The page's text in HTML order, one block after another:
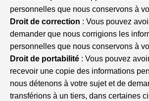
personnelles que nous conservons à
Droit de correction : Vous pouvez
demander que nous corrigions les
personnelles que nous conservons à
Droit de portabilité : Vous pouvez
recevoir une copie des informations
nous détenons à votre sujet et de
transférions à un tiers, dans certaines